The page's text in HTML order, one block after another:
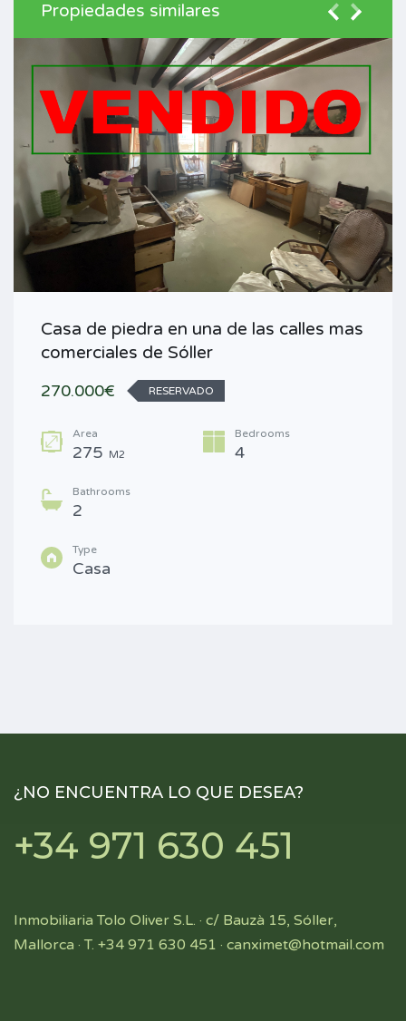
Propiedades similares
Casa de piedra en una de las calles mas
comerciales de Sóller
270.000€
RESERVADO
Area
275 M2
Bedrooms
4
Bathrooms
2
Type
Casa
¿NO ENCUENTRA LO QUE DESEA?
+34 971 630 451
Inmobiliaria Tolo Oliver S.L. · c/ Bauzà 15, Sóller,
Mallorca · T. +34 971 630 451 · canximet@hotmail.com